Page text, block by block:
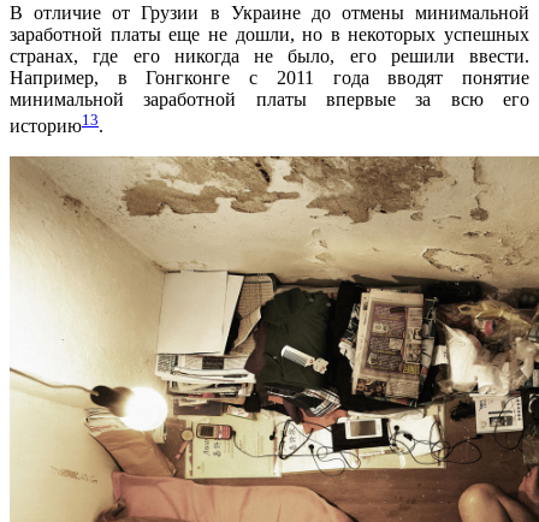
В отличие от Грузии в Украине до отмены минимальной
заработной платы еще не дошли, но в некоторых успешных
странах, где его никогда не было, его решили ввести.
Например, в Гонгконге с 2011 года вводят понятие
минимальной заработной платы впервые за всю его
историю13.